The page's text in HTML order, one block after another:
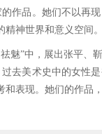
作品。她们不以再
神世界和意义空间。
魅”中，展出张平、
去美术史中的女性
和表现。她们的作品